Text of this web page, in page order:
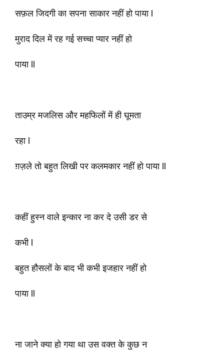
सफ़ल जिदगी का सपना साकार नहीं हो पाया l
मुराद दिल में रह गई सच्चा प्यार नहीं हो
पाया ll
ताउम्र मजलिस और महफिलों में ही घूमता
रहा l
ग़ज़ले तो बहुत लिखी पर कलमकार नहीं हो पाया ll
कहीं हुस्न वाले इन्कार ना कर दे उसी डर से
कभी l
बहुत हौसलों के बाद भी कभी इजहार नहीं हो
पाया ll
ना जाने क्या हो गया था उस वक्त के कुछ न